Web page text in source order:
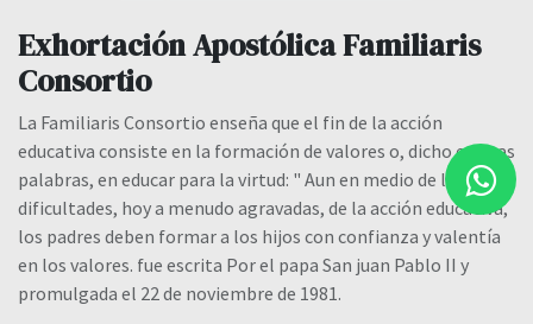
Exhortación Apostólica Familiaris
Consortio
La Familiaris Consortio enseña que el fin de la acción
educativa consiste en la formación de valores o, dicho en oras
palabras, en educar para la virtud: " Aun en medio de las
dificultades, hoy a menudo agravadas, de la acción educativa,
los padres deben formar a los hijos con confianza y valentía
en los valores. fue escrita Por el papa San juan Pablo II y
promulgada el 22 de noviembre de 1981.